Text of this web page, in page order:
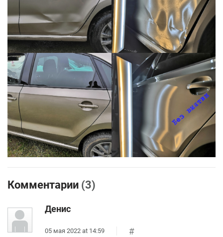
Комментарии (3)
Денис
05 мая 2022 at 14:59
#